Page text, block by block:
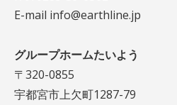
E-mail info@earthline.jp
グループホームたいよう
〒320-0855
宇都宮市上欠町1287-79